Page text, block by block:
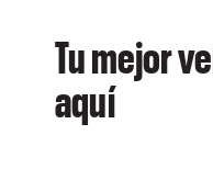
Tu mejor
aquí